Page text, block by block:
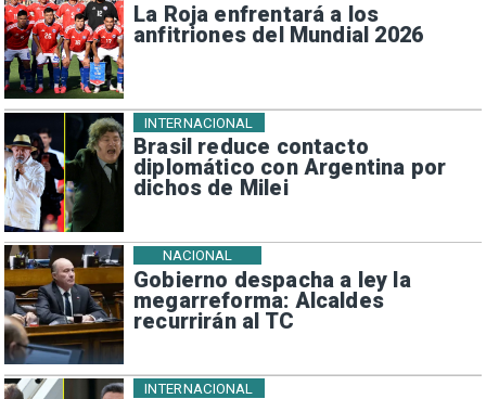
La Roja enfrentará a los
anfitriones del Mundial 2026
Brasil reduce contacto
diplomático con Argentina por
dichos de Milei
INTERNACIONAL
Gobierno despacha a ley la
megarreforma: Alcaldes
recurrirán al TC
NACIONAL
INTERNACIONAL